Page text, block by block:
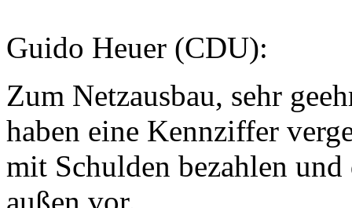
Guido Heuer (CDU):
Zum Netzausbau, sehr
haben eine Kennziffer
mit Schulden bezahlen